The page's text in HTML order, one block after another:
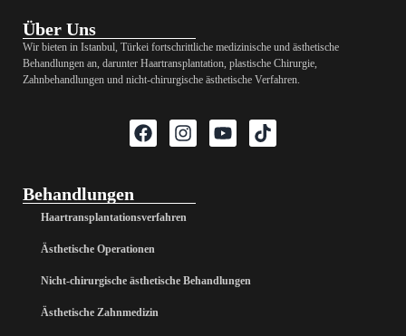
Über Uns
Wir bieten in Istanbul, Türkei fortschrittliche medizinische und ästhetische
Behandlungen an, darunter Haartransplantation, plastische Chirurgie,
Zahnbehandlungen und nicht-chirurgische ästhetische Verfahren.
Behandlungen
Haartransplantationsverfahren
Ästhetische Operationen
Nicht-chirurgische ästhetische Behandlungen
Ästhetische Zahnmedizin